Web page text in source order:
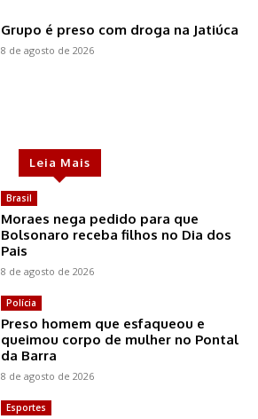
Grupo é preso com droga na Jatiúca
8 de agosto de 2026
Leia Mais
Brasil
Moraes nega pedido para que
Bolsonaro receba filhos no Dia dos
Pais
8 de agosto de 2026
Polícia
Preso homem que esfaqueou e
queimou corpo de mulher no Pontal
da Barra
8 de agosto de 2026
Esportes